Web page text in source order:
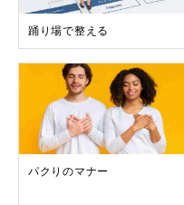
踊り場で整える
パクりのマナー